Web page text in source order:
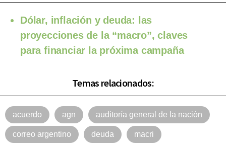
Dólar, inflación y deuda: las
proyecciones de la “macro”, claves
para financiar la próxima campaña
Temas relacionados:
acuerdo agn auditoría general de la nación
correo argentino deuda macri